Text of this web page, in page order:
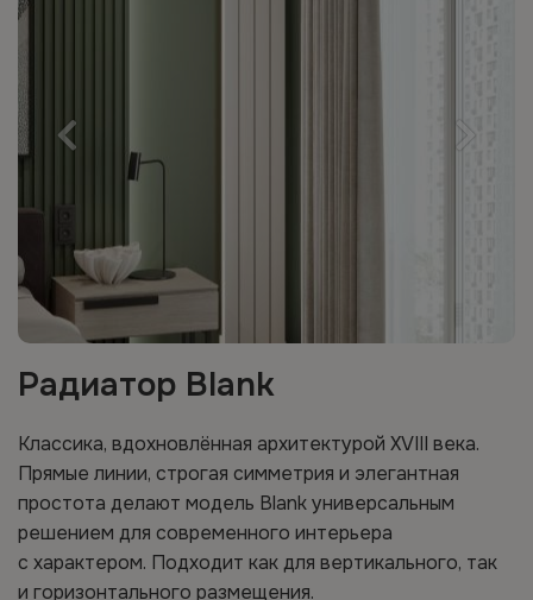
Радиатор Blank
Классика, вдохновлённая архитектурой XVIII века.
Прямые линии, строгая симметрия и элегантная
простота делают модель Blank универсальным
решением для современного интерьера
с характером. Подходит как для вертикального, так
и горизонтального размещения.